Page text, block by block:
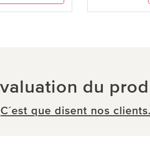
du
C´est que disent nos